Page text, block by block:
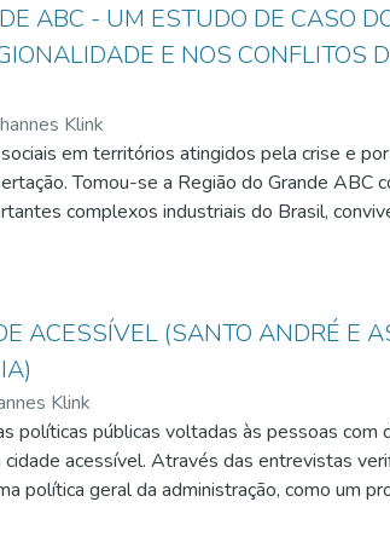
ABC - UM ESTUDO DE CASO
E NOS CONFLITOS
Klink
em territórios atingidos pela crise e
Tomou-se a Região do Grande ABC
complexos industriais do Brasil,
e político como a Volkswagem, o
à dialética como método de
se envolvem em conflito de
na mídia. O estudo busca entender melhor
de blocos políticos interessados no
e auto-sustentável. Procura
diante deveres protagonistas, em especial
ACESSÍVEL (SANTO ANDRÉ E
Klink
políticas públicas voltadas às pessoas com
acessível. Através das entrevistas
política geral da administração, como um
às pessoas com deficiência iniciou-se